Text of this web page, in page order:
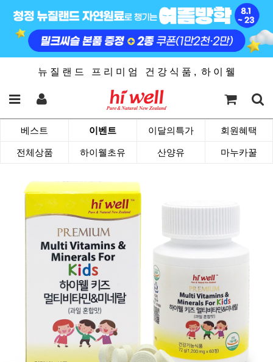
뉴 질 랜 드 프 리 미 엄 건 강 식 품 , 하 이 웰
베스트 이벤트 이달의특가 회원혜택
전체상품 하이웰초유 산양유 마누카꿀